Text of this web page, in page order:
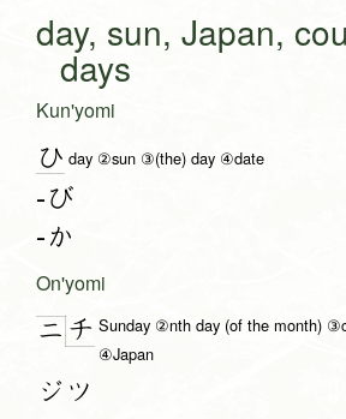
day, sun, Japan,
days
Kun'yomi
ひ day ②sun ③(the) day ④date
-び
-か
On'yomi
ニ チ Sunday ②nth day (of the month)
④Japan
ジツ